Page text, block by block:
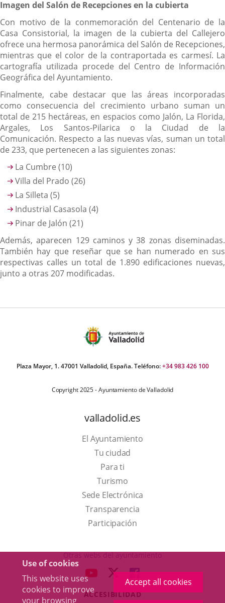
Use of cookies
This website uses
cookies to improve
your browsing
Accept all cookies
Imagen del Salón de Recepciones en la cubierta
Con motivo de la conmemoración del Centenario de la
Casa Consistorial, la imagen de la cubierta del Callejero
ofrece una hermosa panorámica del Salón de Recepciones,
mientras que el color de la contraportada es carmesí. La
cartografía utilizada procede del Centro de Información
Geográfica del Ayuntamiento.
Finalmente, cabe destacar que las áreas incorporadas
como consecuencia del crecimiento urbano suman un
total de 215 hectáreas, en espacios como Jalón, La Florida,
Argales, Los Santos-Pilarica o la Ciudad de la
Comunicación. Respecto a las nuevas vías, suman un total
de 233, que pertenecen a las siguientes zonas:
La Cumbre (10)
Villa del Prado (26)
La Silleta (5)
Industrial Casasola (4)
Pinar de Jalón (21)
Además, aparecen 129 caminos y 38 zonas diseminadas.
También hay que reseñar que se han numerado en sus
respectivas calles un total de 1.890 edificaciones nuevas,
junto a otras 207 modificadas.
Plaza Mayor, 1. 47001 Valladolid, España. Teléfono:+34 983 426 100
Copyright 2025 - Ayuntamiento de Valladolid
valladolid.es
El Ayuntamiento
Tu ciudad
Para ti
TurismoThis
link
will
open
a
up
window.
Sede Electrónica
Transparencia
Participación
Otras webs del ayuntamiento
LINK
EXTERNAL
LINK
TO
EXTERNAL
LINK
TO
EXTERNAL
ACCESIBILIDAD